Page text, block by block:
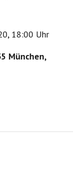
18:00 Uhr
München,